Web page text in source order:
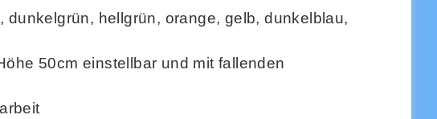
hellgrün, orange, gelb, dunkelblau,
50cm einstellbar und mit fallenden